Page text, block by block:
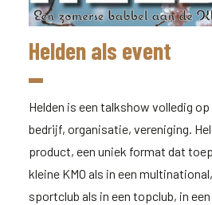
Helden als event
Helden is een talkshow volledig
bedrijf, organisatie, vereniging.
product, een uniek format dat
kleine KMO als in een
sportclub als in een topclub, in